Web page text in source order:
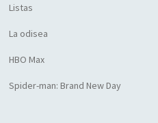
Listas
La odisea
HBO Max
Spider-man: Brand New Day